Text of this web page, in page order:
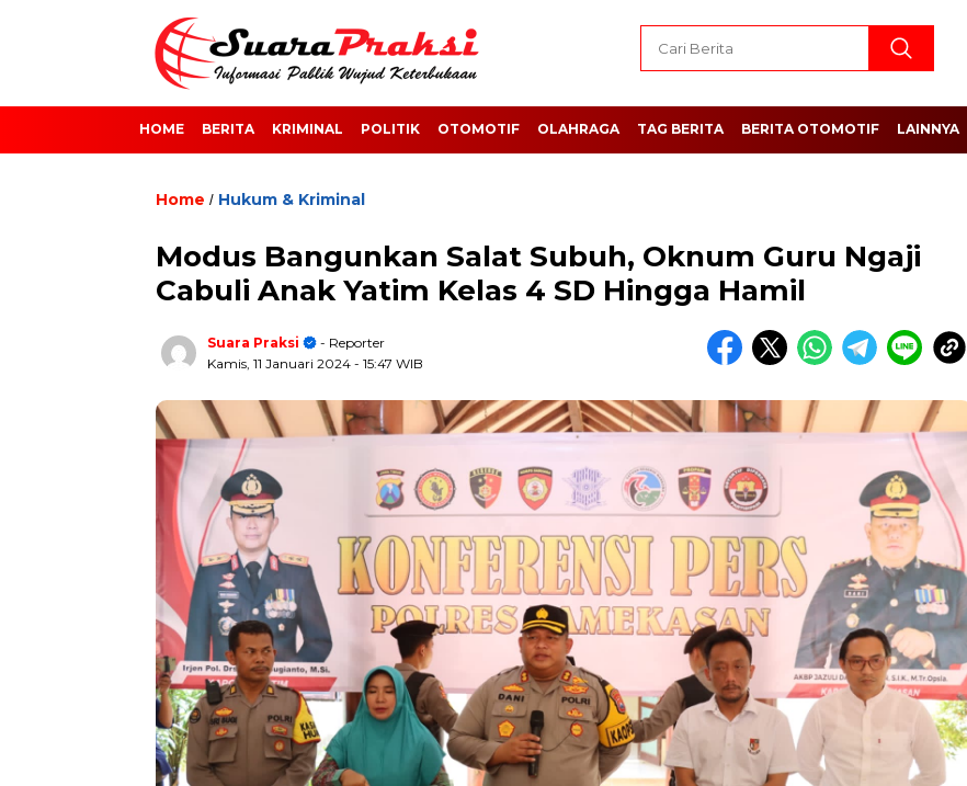
HOME BERITA KRIMINAL POLITIK OTOMOTIF OLAHRAGA TAG BERITA BERITA OTOMOTIF LAINNYA
Home / Hukum & Kriminal
Modus Bangunkan Salat Subuh, Oknum Guru Ngaji
Cabuli Anak Yatim Kelas 4 SD Hingga Hamil
Suara Praksi
- Reporter
Kamis, 11 Januari 2024 - 15:47 WIB